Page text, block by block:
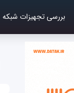
بررسی تجهیزات شبکه